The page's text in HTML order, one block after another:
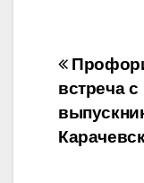
по
встреча с